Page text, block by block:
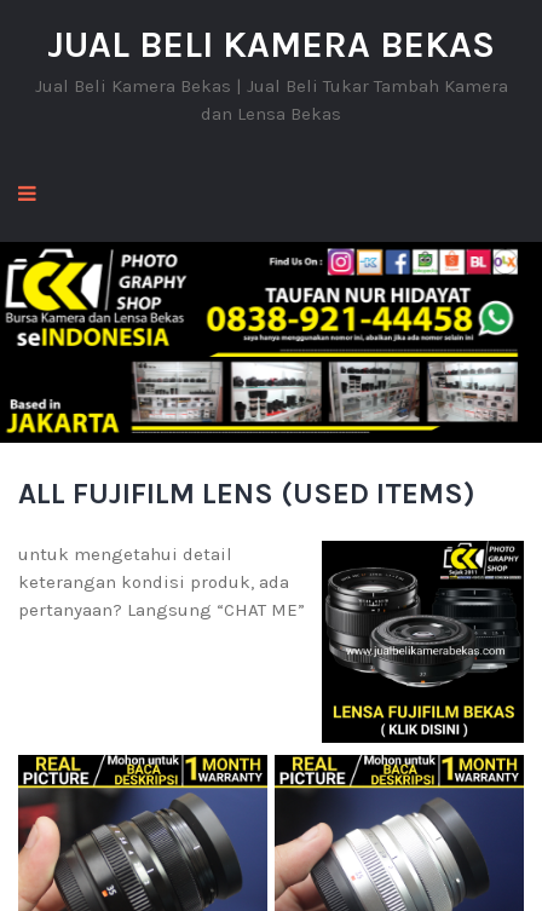
JUAL BELI KAMERA BEKAS
Jual Beli Kamera Bekas | Jual Beli Tukar Tambah Kamera
dan Lensa Bekas
ALL FUJIFILM LENS (USED ITEMS)
untuk mengetahui detail
keterangan kondisi produk, ada
pertanyaan? Langsung “CHAT ME”